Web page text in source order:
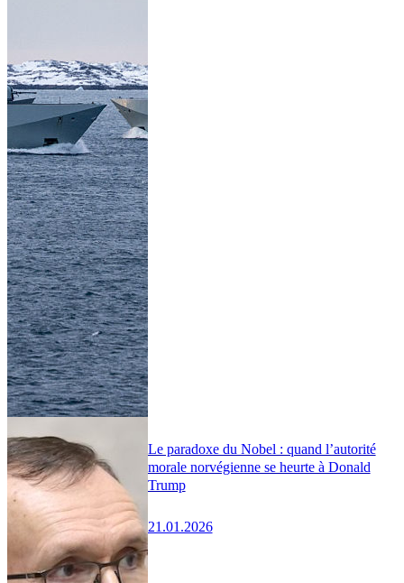
Le paradoxe du Nobel : quand l’autorité
morale norvégienne se heurte à Donald
Trump
21.01.2026